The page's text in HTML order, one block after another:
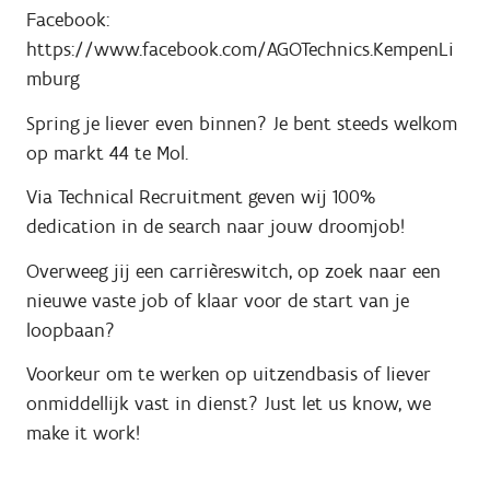
Facebook:
https://www.facebook.com/AGOTechnics.KempenLi
mburg
Spring je liever even binnen? Je bent steeds welkom
op markt 44 te Mol.
Via Technical Recruitment geven wij 100%
dedication in de search naar jouw droomjob!
Overweeg jij een carrièreswitch, op zoek naar een
nieuwe vaste job of klaar voor de start van je
loopbaan?
Voorkeur om te werken op uitzendbasis of liever
onmiddellijk vast in dienst? Just let us know, we
make it work!